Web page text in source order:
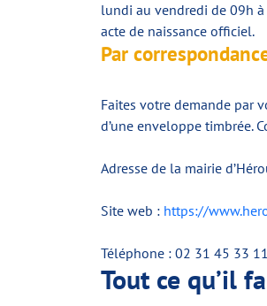
lundi au vendredi de 09h
acte de naissance officiel.
Par
Faites votre demande par
d’une enveloppe timbrée.
Adresse de la mairie
Site web : https://
Téléphone : 02 31 45 33 11
Tout ce qu’il